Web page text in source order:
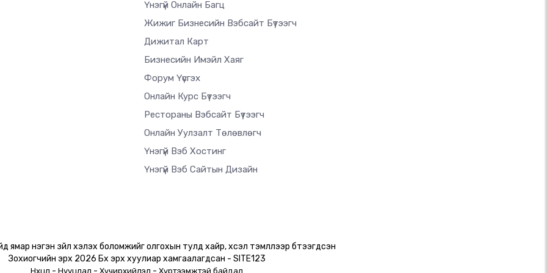
Үнэгүй Онлайн Багц
Жижиг Бизнесийн Вэбсайт Бүтээгч
Дижитал Карт
Бизнесийн Имэйл Хаяг
Форум Үүсгэх
Онлайн Курс Бүтээгч
Рестораны Вэбсайт Бүтээгч
Онлайн Уулзалт Төлөвлөгч
Үнэгүй Вэб Хостинг
Үнэгүй Вэб Сайтын Дизайн
ямар нэгэн зүйл хэлэх боломжийг олгохын тулд хайр, хүсэл тэмүүллээр бүтээгдсэн
Зохиогчийн эрх 2026 Бүх эрх хуулиар хамгаалагдсан - SITE123
Нөхцөл - Нууцлал - Хүчирхийлэл - Хүртээмжтэй байдал